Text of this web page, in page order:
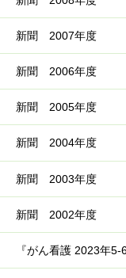
新聞 2007年度
新聞 2006年度
新聞 2005年度
新聞 2004年度
新聞 2003年度
新聞 2002年度
『がん看護 2023年5-